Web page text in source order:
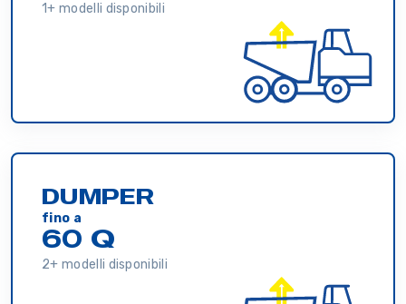
1+ modelli disponibili
DUMPER
fino a
60 Q
2+ modelli disponibili